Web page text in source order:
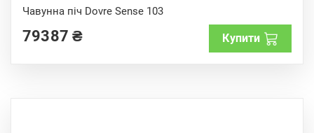
Чавунна піч Dovre Sense 103
o
u
o
f
79387₴ Купити